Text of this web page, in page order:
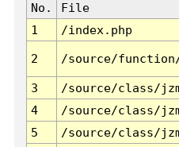
No. File
1
/index.php
2 /source/
3 /source/class/
4
/source/class/
5
/source/class/